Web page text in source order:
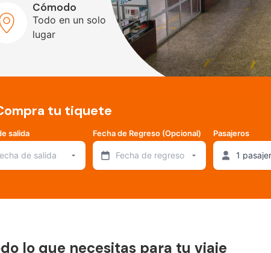
Cómodo
Todo en un solo
lugar
tu tiquete
salida
de salida
Fecha de Regreso (Opcional)
Fecha de regreso
Pasajeros
lo que necesitas para tu viaje